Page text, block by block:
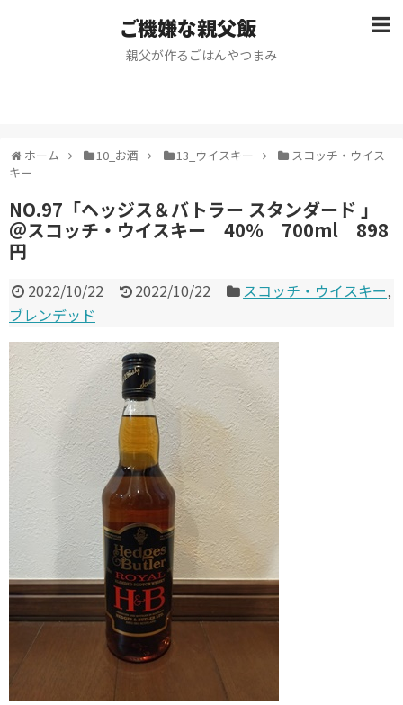
ご機嫌な親父飯
親父が作るごはんやつまみ
ホーム 10_お酒 13_ウイスキー
スコッチ・ウイス
キー
NO.97「ヘッジス＆バトラー スタンダード 」
＠スコッチ・ウイスキー 40％ 700ml 898
円
2022/10/22 2022/10/22 スコッチ・ウイスキー,
ブレンデッド